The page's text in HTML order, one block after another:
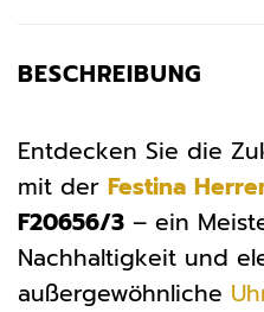
BESCHREIBUNG
Entdecken Sie die
mit der Festina
F20656/3 – ein
Nachhaltigkeit und
außergewöhnliche